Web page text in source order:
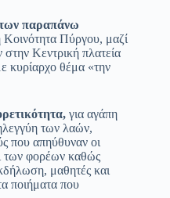
παραπάνω
Κοινότητα Πύργου, μαζί
Κεντρική πλατεία
κυρίαρχο θέμα «την
για αγάπη
των λαών,
που απηύθυναν οι
των φορέων καθώς
μαθητές και
ποιήματα που